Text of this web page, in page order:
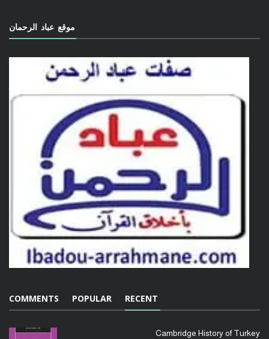
موقع عباد الرحمان
RECENT
POPULAR
COMMENTS
Cambridge History of Turkey